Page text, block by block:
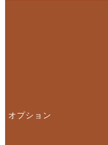
オプション